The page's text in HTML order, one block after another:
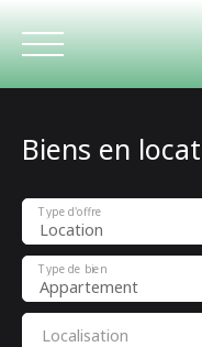
ACCUEIL
Biens en
Location
Type d'offre
Appartement
Type de bien
Localisation